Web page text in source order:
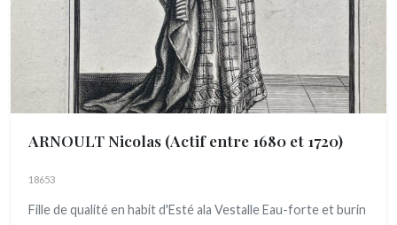
ARNOULT Nicolas (Actif entre 1680 et 1720)
18653
Fille de qualité en habit d'Esté ala Vestalle Eau-forte et burin